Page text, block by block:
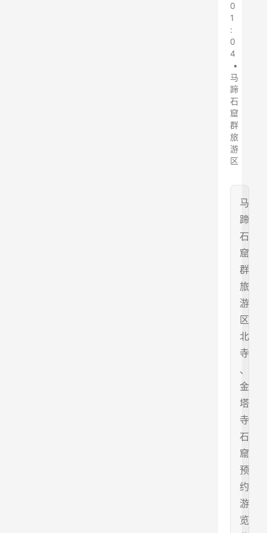
0
1
:
0
4
•
马
蹄
石
窟
群
旅
游
区
马
蹄
石
窟
群
旅
游
区
北
寺
、
金
塔
寺
石
窟
预
约
游
览